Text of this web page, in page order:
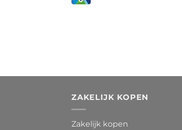
ZAKELIJK KOPEN
Zakelijk kopen